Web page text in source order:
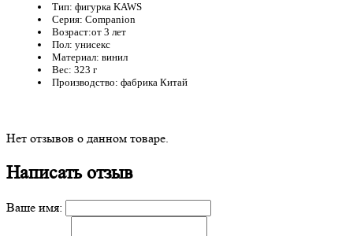
Тип: фигурка KAWS
Серия: Companion
Возраст:от 3 лет
Пол: унисекс
Материал: винил
Вес: 323 г
Производство: фабрика Китай
Нет отзывов о данном товаре.
Написать отзыв
Ваше имя: